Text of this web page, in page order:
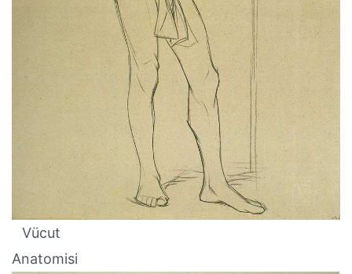
Vücut
Anatomisi